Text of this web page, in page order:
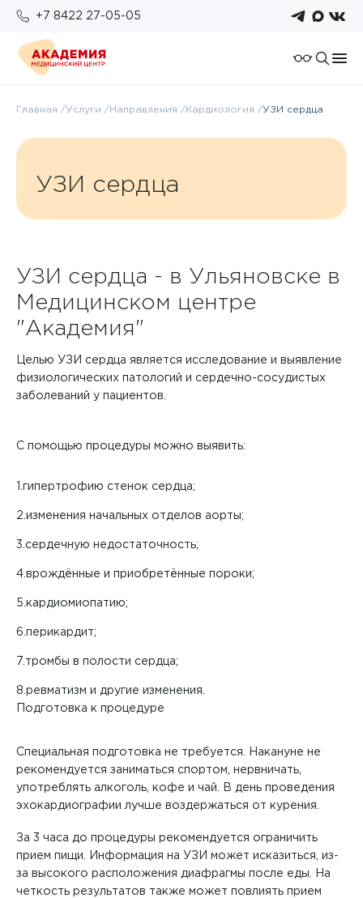
+7 8422 27-05-05
О компании
Работа у нас
Для организаций
Пациентам
Возврат налогового вычета
Бонусная система
ОМС
Услуги и цены
Врачи
Новости
Контакты
+7 8422 27-05-05
ЗАПИСЬ ОНЛАЙН
Главная Услуги Направления Кардиология УЗИ сердца
УЗИ сердца
УЗИ сердца - в Ульяновске в
Медицинском центре
"Академия"
Целью УЗИ сердца является исследование и выявление
физиологических патологий и сердечно-сосудистых
заболеваний у пациентов.
С помощью процедуры можно выявить:
гипертрофию стенок сердца;
изменения начальных отделов аорты;
сердечную недостаточность;
врождённые и приобретённые пороки;
кардиомиопатию;
перикардит;
тромбы в полости сердца;
ревматизм и другие изменения.
Подготовка к процедуре
Специальная подготовка не требуется. Накануне не
рекомендуется заниматься спортом, нервничать,
употреблять алкоголь, кофе и чай. В день проведения
эхокардиографии лучше воздержаться от курения.
За 3 часа до процедуры рекомендуется ограничить
прием пищи. Информация на УЗИ может исказиться, из-
за высокого расположения диафрагмы после еды. На
четкость результатов также может повлиять прием